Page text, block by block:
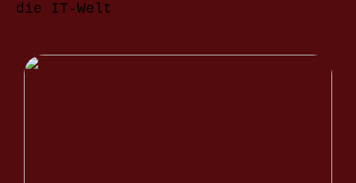
die IT-Welt